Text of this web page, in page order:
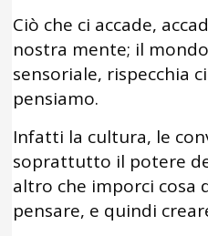
Ciò che ci accade,
nostra mente; il
sensoriale, rispecchia
pensiamo.
Infatti la cultura, le
soprattutto il potere
altro che imporci cosa
pensare, e quindi